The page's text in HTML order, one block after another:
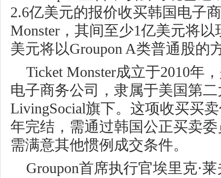
2.6亿美元的报价收买韩国电子
Monster，其间至少1亿美元将
美元将以Groupon A类普通股的
Ticket Monster成立于2010年
电子商务公司，隶属于美国第
LivingSocial旗下。这项收买买
年完结，需通过韩国公正买卖
需满意其他惯例成交条件。
Groupon首席执行官埃里克·